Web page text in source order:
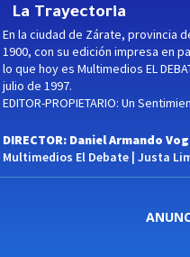
La Trayectoria
En la ciudad de Zárate, provincia
1900, con su edición impresa en
lo que hoy es Multimedios EL
julio de 1997.
EDITOR-PROPIETARIO: Un
DIRECTOR: Daniel Armando
Multimedios El Debate | Justa